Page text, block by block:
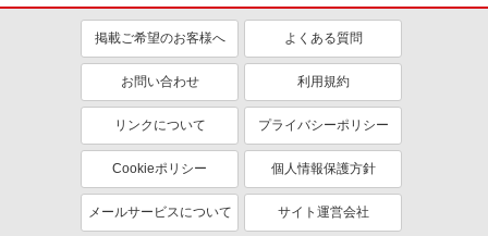
社会保険あり
入社祝い金あり
各種手当（家族・役職・インセン
ティブなど）あり
制服貸与
社員登用あり
同じ職種から求人を探す
販売・接客サービス
家電・携帯販売
掲載ご希望のお客様へ よくある質問
お問い合わせ 利用規約
リンクについて プライバシーポリシー
Cookieポリシー 個人情報保護方針
メールサービスについて サイト運営会社